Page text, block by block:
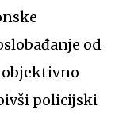
od
policijski